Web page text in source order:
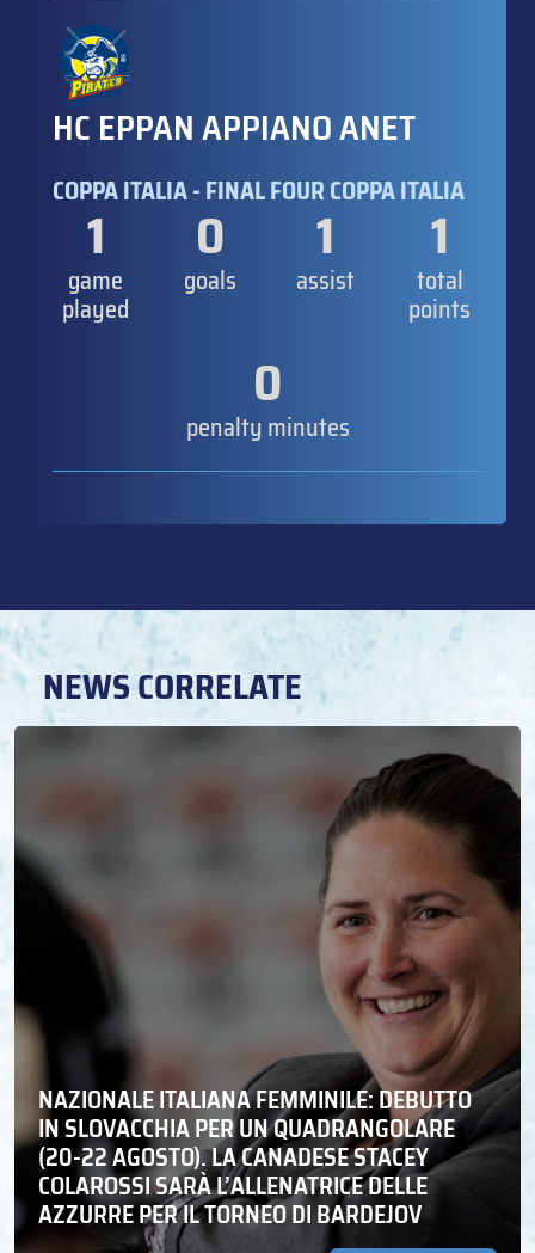
HC EPPAN APPIANO ANET
COPPA ITALIA - FINAL FOUR COPPA ITALIA
1
game
played
0
goals
1
assist
1
total
points
0
penalty minutes
NEWS CORRELATE
NAZIONALE ITALIANA FEMMINILE: DEBUTTO
IN SLOVACCHIA PER UN QUADRANGOLARE
(20-22 AGOSTO). LA CANADESE STACEY
COLAROSSI SARÀ L’ALLENATRICE DELLE
AZZURRE PER IL TORNEO DI BARDEJOV